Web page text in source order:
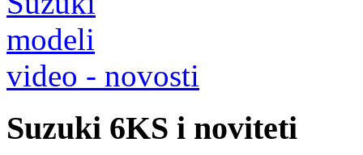
video - novosti
Suzuki 6KS i noviteti